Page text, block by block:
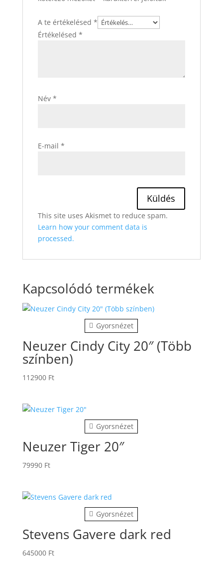
A te értékelésed *
Értékelésed *
Név *
E-mail *
This site uses Akismet to reduce spam.
Learn how your comment data is
processed.
Kapcsolódó termékek
Gyorsnézet
Neuzer Cindy City 20″ (Több
színben)
112900 Ft
Gyorsnézet
Neuzer Tiger 20″
79990 Ft
Gyorsnézet
Stevens Gavere dark red
645000 Ft